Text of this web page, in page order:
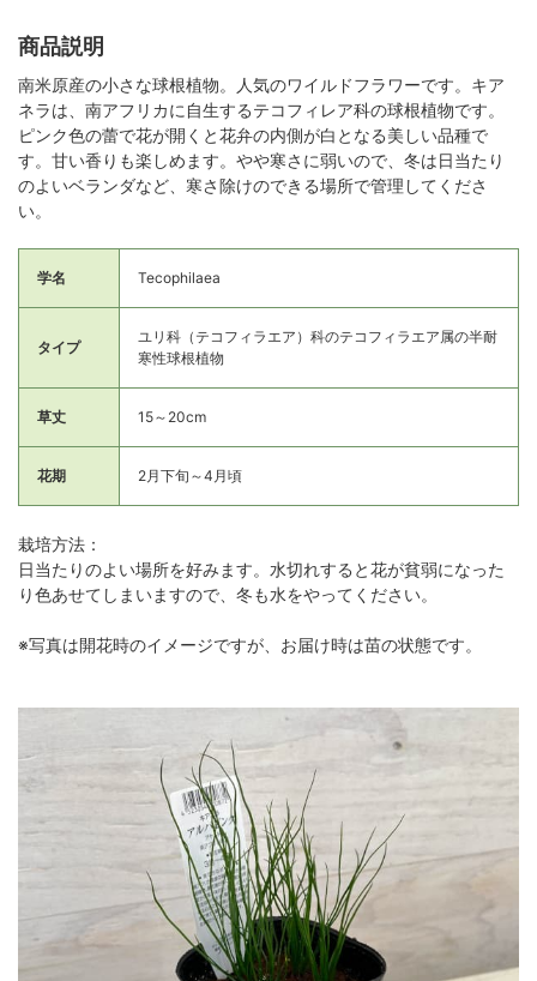
商品説明
南米原産の小さな球根植物。人気のワイルドフラワーです。キア
ネラは、南アフリカに自生するテコフィレア科の球根植物です。
ピンク色の蕾で花が開くと花弁の内側が白となる美しい品種で
す。甘い香りも楽しめます。やや寒さに弱いので、冬は日当たり
のよいベランダなど、寒さ除けのできる場所で管理してくださ
い。
学名 Tecophilaea
タイプ
ユリ科（テコフィラエア）科のテコフィラエア属の半耐
寒性球根植物
草丈 15～20cm
花期 2月下旬～4月頃
栽培方法：
日当たりのよい場所を好みます。水切れすると花が貧弱になった
り色あせてしまいますので、冬も水をやってください。
※写真は開花時のイメージですが、お届け時は苗の状態です。